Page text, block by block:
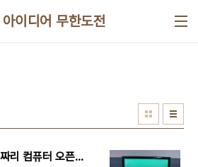
이디어 무한도전
화제의 99달러(12만원)짜리 컴퓨터 오픈피씨(Open PC) 자세한 사용기